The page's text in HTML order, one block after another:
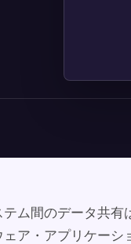
ム間のデータ共有
ア・アプリケーシ